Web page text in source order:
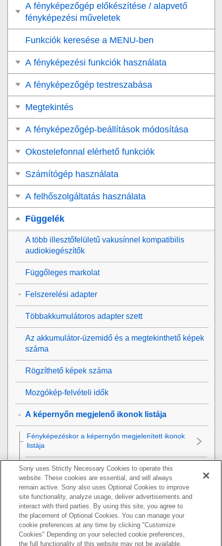
A fényképezőgép előkészítése / alapvető
fényképezési műveletek
Funkciók keresése a MENU-ben
A fényképezési funkciók használata
A fényképezőgép testreszabása
Megtekintés
A fényképezőgép-beállítások módosítása
Okostelefonnal elérhető funkciók
Számítógép használata
A felhőszolgáltatás használata
Függelék
A több illesztőfelületű vakusínnel kompatibilis
audiokiegészítők
Függőleges markolat
Felszerelési adapter
Többakkumulátoros adapter szett
Az akkumulátor-üzemidő és a megtekinthető képek
száma
Rögzíthető képek száma
Mozgókép-felvételi idők
A képernyőn megjelenő ikonok listája
Fényképezéskor a képernyőn megjelenített ikonok
listája
Mozgóképfelvételkor a képernyőn megjelenített
ikonok listája
A lejátszás képernyőn megjelenő ikonok listája
Az alapértelmezett beállítási értékek jegyzéke
Műszaki adatok
Sony uses Strictly Necessary Cookies to operate this
website. These cookies are essential, and will always
remain active. Sony also uses Optional Cookies to improve
site functionality, analyze usage, deliver advertisements and
interact with third parties. By using this site, you agree to
the placement of Optional Cookies. You can manage your
cookie preferences at any time by clicking "Customize
Cookies" Depending on your selected cookie preferences,
the full functionality of this website may not be available.